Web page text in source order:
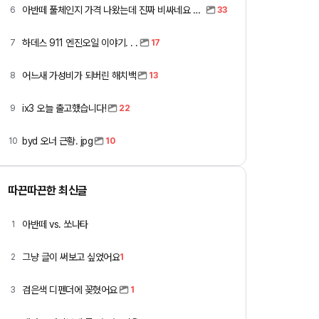
6 아반떼 풀체인지 가격 나왔는데 진짜 비싸네요 ㅎㅎ 33
7 하데스 911 엔진오일 이야기. . . 17
8 어느새 가성비가 되버린 해치백 13
9 ix3 오늘 출고했습니다! 22
10 byd 오너 근황. jpg 10
따끈따끈한 최신글
1 아반떼 vs. 쏘나타
2 그냥 글이 써보고 싶었어요1
3 검은색 디펜더에 꽂혔어요 1